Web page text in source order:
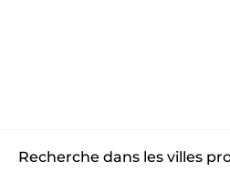
Recherche dans les villes